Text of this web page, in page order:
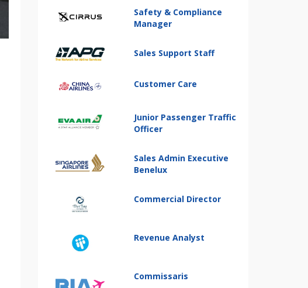
Safety & Compliance
Manager
Sales Support Staff
Customer Care
Junior Passenger Traffic
Officer
Sales Admin Executive
Benelux
Commercial Director
Revenue Analyst
Commissaris